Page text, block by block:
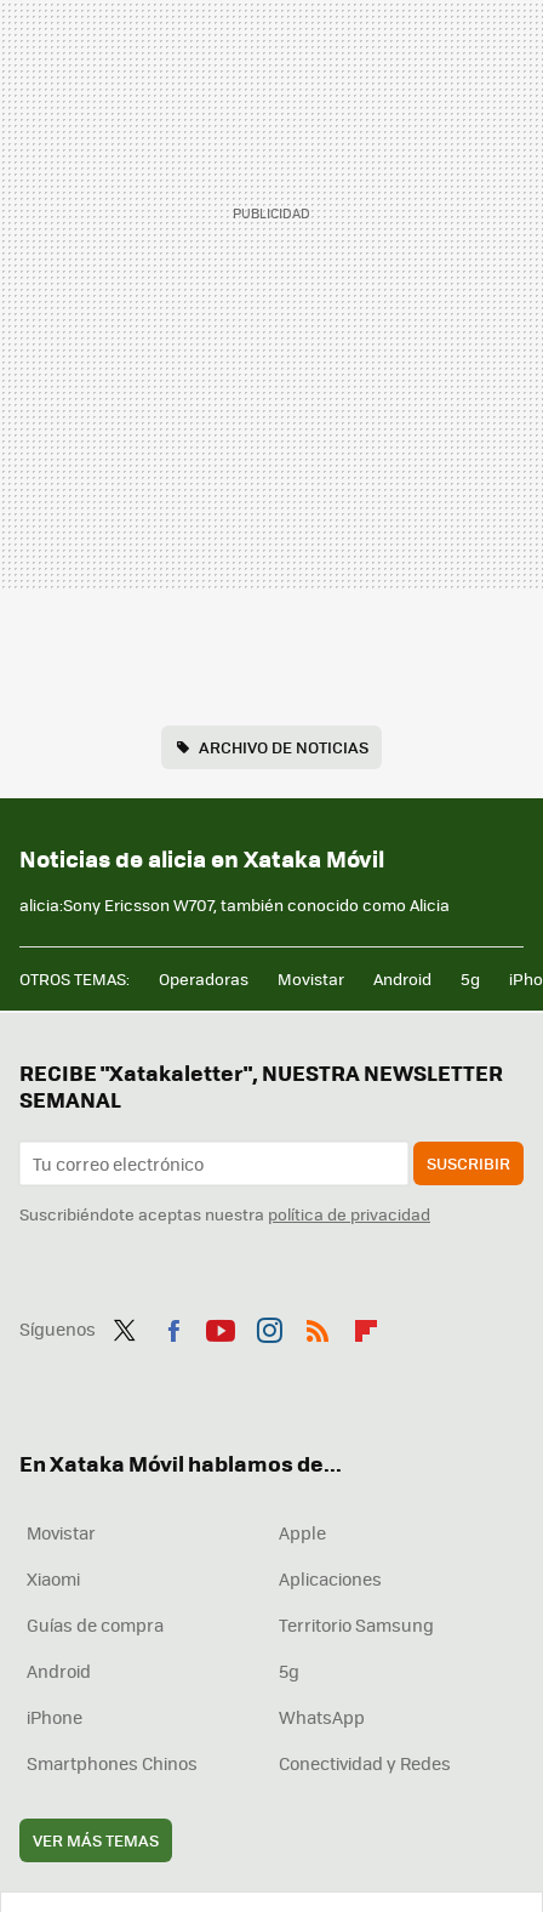
ARCHIVO DE NOTICIAS
Noticias de alicia en Xataka Móvil
alicia:Sony Ericsson W707, también conocido como Alicia
OTROS TEMAS: Operadoras Movistar Android 5g
RECIBE "Xatakaletter", NUESTRA NEWSLETTER
SEMANAL
SUSCRIBIR
Suscribiéndote aceptas nuestra política de privacidad
Síguenos
En Xataka Móvil hablamos de...
Movistar
Apple
Xiaomi
Aplicaciones
Guías de compra
Territorio Samsung
Android
5g
iPhone
WhatsApp
Smartphones Chinos
Conectividad y Redes
VER MÁS TEMAS